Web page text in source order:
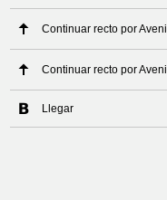
Continuar recto por
Continuar recto por
Llegar